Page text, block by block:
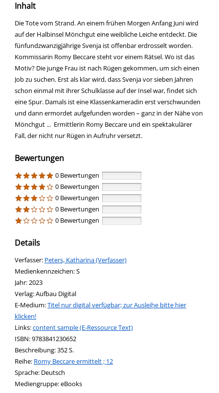
Inhalt
Die Tote vom Strand. An einem frühen Morgen Anfang Juni wird
auf der Halbinsel Mönchgut eine weibliche Leiche entdeckt. Die
fünfundzwanzigjährige Svenja ist offenbar erdrosselt worden.
Kommissarin Romy Beccare steht vor einem Rätsel. Wo ist das
Motiv? Die junge Frau ist nach Rügen gekommen, um sich einen
Job zu suchen. Erst als klar wird, dass Svenja vor sieben Jahren
schon einmal mit ihrer Schulklasse auf der Insel war, findet sich
eine Spur. Damals ist eine Klassenkameradin erst verschwunden
und dann ermordet aufgefunden worden – ganz in der Nähe von
Mönchgut ... Ermittlerin Romy Beccare und ein spektakulärer
Fall, der nicht nur Rügen in Aufruhr versetzt.
Bewertungen
0 Bewertungen
0 Bewertungen
0 Bewertungen
0 Bewertungen
0 Bewertungen
Details
Verfasser: Suche nach diesem Verfasser
Peters, Katharina (Verfasser)
Medienkennzeichen:S
Jahr:2023
Verlag:Aufbau Digital
E-Medium:Titel nur digital verfügbar; zur Ausleihe bitte hier
klicken!
Links:Diesen Link in neuem Tab öffnen
content sample (E-Ressource Text)
Suche nach dieser Systematik
Suche nach diesem Interessenskreis
ISBN:9783841230652
Beschreibung:352 S.
Reihe: Romy Beccare ermittelt ; 12
Suche nach dieser Beteiligten Person
Sprache: Deutsch
Mediengruppe:eBooks